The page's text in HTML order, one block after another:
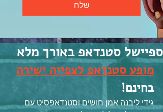
שלח
ספיישל סטנדאפ באורך מלא
מופע סטנדאפ לצפייה ישירה
בחינם!
גידי ליבנה אמן חושים וסטנדאפסיט עם